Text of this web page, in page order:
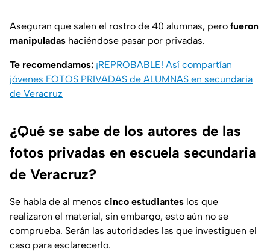
Aseguran que salen el rostro de 40 alumnas, pero fueron
manipuladas haciéndose pasar por privadas.
Te recomendamos: ¡REPROBABLE! Así compartían
jóvenes FOTOS PRIVADAS de ALUMNAS en secundaria
de Veracruz
¿Qué se sabe de los autores de las
fotos privadas en escuela secundaria
de Veracruz?
Se habla de al menos cinco estudiantes los que
realizaron el material, sin embargo, esto aún no se
comprueba. Serán las autoridades las que investiguen el
caso para esclarecerlo.